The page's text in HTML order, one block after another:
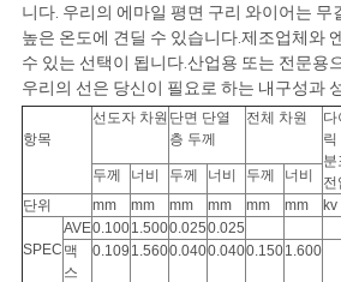
뉴
스
인
용
니다. 우리의 에마일 평면 구리 와이어는 무
높은 온도에 견딜 수 있습니다.제조업체와
수 있는 선택이 됩니다.산업용 또는 전문용
우리의 선은 당신이 필요로 하는 내구성과
항목
선도자 차원 단면 단열
층 두께
전체 차원
다
릭
분
전
두께 너비 두께 너비 두께
너비
단위
mm mm mm mm mm mm kv
SPEC
AVE0.1001.5000.0250.025
맥
스
0.109 1.5600.0400.0400.1501.600